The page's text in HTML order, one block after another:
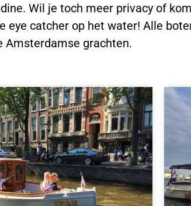
Wil je toch meer privacy of
eye catcher op het water! Alle
Amsterdamse grachten.